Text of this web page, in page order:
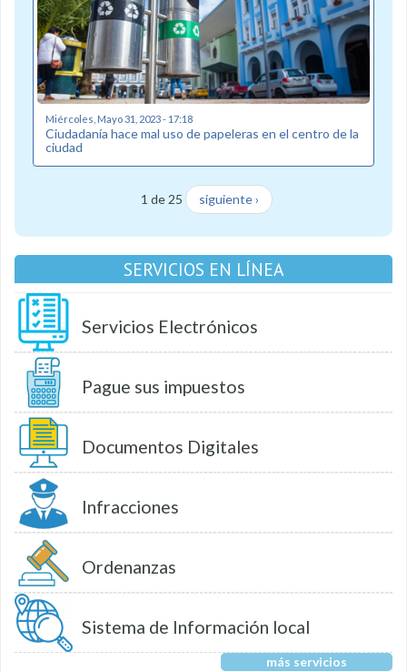
Miércoles, Mayo 31, 2023 - 17:18
Ciudadanía hace mal uso de papeleras en el centro de la
ciudad
1 de 25 siguiente ›
SERVICIOS EN LÍNEA
Servicios Electrónicos
Pague sus impuestos
Documentos Digitales
Infracciones
Ordenanzas
Sistema de Información local
más servicios